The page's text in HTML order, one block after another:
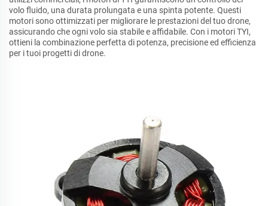
volo fluido, una durata prolungata e una spinta potente. Questi
motori sono ottimizzati per migliorare le prestazioni del tuo drone,
assicurando che ogni volo sia stabile e affidabile. Con i motori TYI,
ottieni la combinazione perfetta di potenza, precisione ed efficienza
per i tuoi progetti di drone.